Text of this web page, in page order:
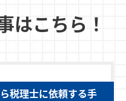
はこちら！
税理士に依頼する手